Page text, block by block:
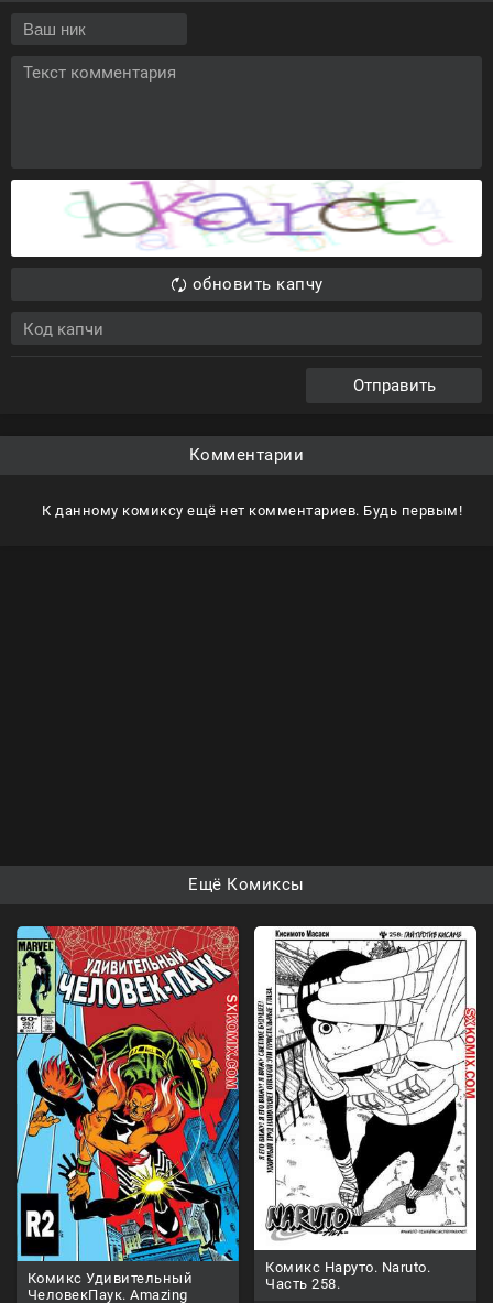
обновить капчу
Отправить
Комментарии
К данному комиксу ещё нет комментариев. Будь первым!
Ещё Комиксы
Комикс Удивительный
ЧеловекПаук. Amazing
Комикс Наруто. Naruto.
Часть 258.